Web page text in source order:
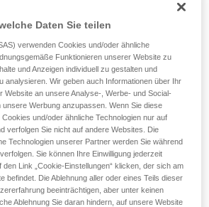
sicher zu wiederholen, bevor
Beispiele für die mit Ihrer Aktivität
Techniken. Möglicherweise gibt es
Techniken, die hier nicht
werden.
max. 2
Gewicht 80 kg
max. 2
Daten Sie teilen
verwenden Cookies und/oder ähnliche
Funktionieren unserer Website zu
und Anzeigen individuell zu gestalten und
analysieren. Wir geben auch Informationen über Ihr
Website an unsere Analyse-, Werbe- und Social-
unsere Werbung anzupassen. Wenn Sie diese
und/oder ähnliche Technologien nur auf
verfolgen Sie nicht auf andere Websites. Die
Technologien unserer Partner werden Sie während
Sie können Ihre Einwilligung jederzeit
den Link „Cookie-Einstellungen“ klicken, der sich am
befindet. Die Ablehnung aller oder eines Teils dieser
beeinträchtigen, aber unter keinen
Ablehnung Sie daran hindern, auf unsere Website